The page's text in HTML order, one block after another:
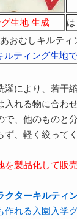
生地 生成
あおむしキルテ
ルティング生地
により、若干縮
れる物に合わ
、他のものと
、軽く絞ってく
製品化して販
クターキルティ
れる入園入学